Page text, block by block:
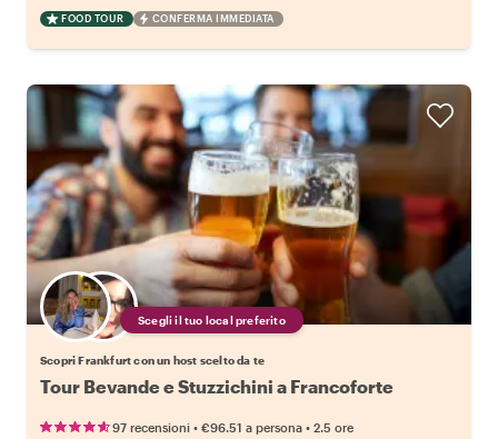
FOOD TOUR CONFERMA IMMEDIATA
Scegli il tuo local preferito
Scopri Frankfurt con un host scelto da te
Tour Bevande e Stuzzichini a Francoforte
97 recensioni • €96.51 a persona • 2.5 ore